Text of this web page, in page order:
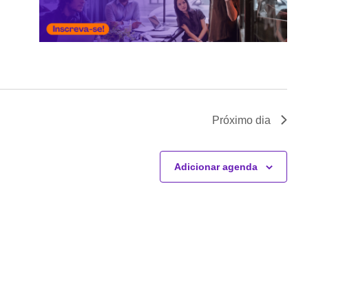
Próximo dia
Adicionar agenda